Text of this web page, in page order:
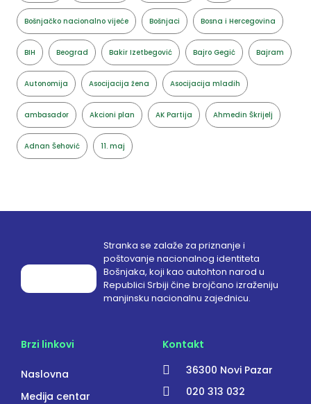
Bošnjačko nacionalno vijeće Bošnjaci Bosna i Hercegovina
BIH Beograd Bakir Izetbegović Bajro Gegić Bajram
Autonomija Asocijacija žena Asocijacija mladih
ambasador Akcioni plan AK Partija Ahmedin Škrijelj
Adnan Šehović 11. maj
Stranka se zalaže za priznanje i
poštovanje nacionalnog identiteta
Bošnjaka, koji kao autohton narod u
Republici Srbiji čine brojčano izraženiju
manjinsku nacionalnu zajednicu.
Brzi linkovi
Naslovna
Medija centar
Kontakt
36300 Novi Pazar
020 313 032